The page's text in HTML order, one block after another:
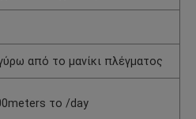
από το μανίκι πλέγματος
το /day